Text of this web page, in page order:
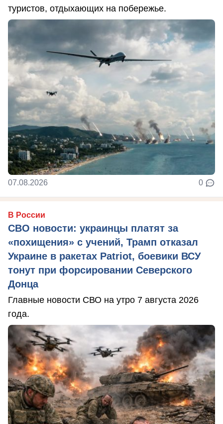
туристов, отдыхающих на побережье.
07.08.2026 0
В России
СВО новости: украинцы платят за
«похищения» с учений, Трамп отказал
Украине в ракетах Patriot, боевики ВСУ
тонут при форсировании Северского
Донца
Главные новости СВО на утро 7 августа 2026
года.